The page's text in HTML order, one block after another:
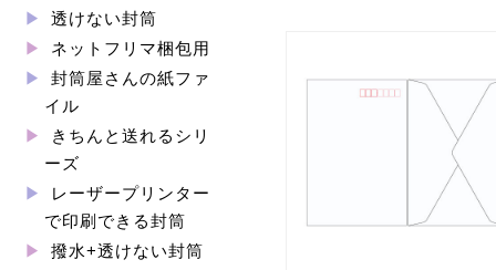
透けない封筒
ネットフリマ梱包用
封筒屋さんの紙ファ
イル
きちんと送れるシリ
ーズ
レーザープリンター
で印刷できる封筒
撥水+透けない封筒